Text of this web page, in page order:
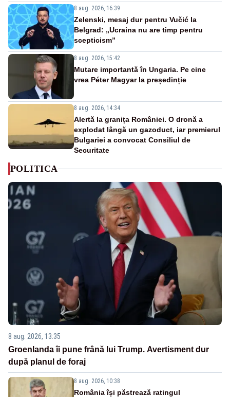
8 aug. 2026, 16:39
Zelenski, mesaj dur pentru Vučić la
Belgrad: „Ucraina nu are timp pentru
scepticism”
8 aug. 2026, 15:42
Mutare importantă în Ungaria. Pe cine
vrea Péter Magyar la președinție
8 aug. 2026, 14:34
Alertă la granița României. O dronă a
explodat lângă un gazoduct, iar premierul
Bulgariei a convocat Consiliul de
Securitate
POLITICA
8 aug. 2026, 13:35
Groenlanda îi pune frână lui Trump. Avertisment dur
după planul de foraj
8 aug. 2026, 10:38
România își păstrează ratingul